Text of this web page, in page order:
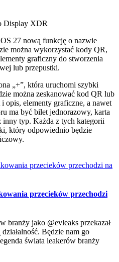
27 nową funkcję o nazwie
można wykorzystać kody QR,
graficzny do stworzenia
lub przepustki.
„+”, która uruchomi szybki
można zeskanować kod QR lub
opis, elementy graficzne, a nawet
ma być bilet jednorazowy, karta
inny typ. Każda z tych kategorii
który odpowiednio będzie
przecieków przechodzi
branży jako @evleaks przekazał
Będzie nam go
świata leakerów branży